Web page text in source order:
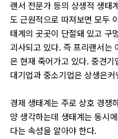
랜서 전문가 등의 상생적 생태
도 근원적으로 따져보면 모두
태계의 곳곳이 단절돼 있고 구
괴사되고 있다. 즉 프리랜서는
은 현재 죽어가고 있다. 중견
대기업과 중소기업은 상생은
경제 생태계는 주로 상호 경쟁
양 생각하는데 생태계는 동시
다는 속성을 알아야 한다.